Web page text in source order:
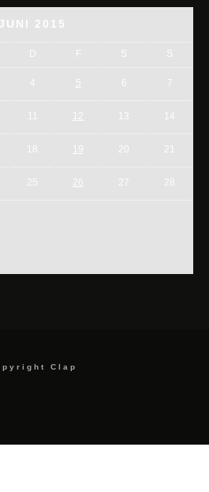
JUNI 2015
D F S S
5 6 7
11 12 13 14
18 19 20 21
25 26 27 28
Clap